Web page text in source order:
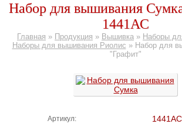
Набор для вышивания
1441АС
Главная » Продукция » Вышивка » Наборы
Наборы для вышивания Риолис » Набор для
"Графит"
Артикул: 1441АС